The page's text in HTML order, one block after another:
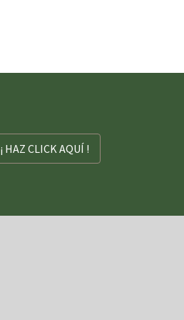
¡ HAZ CLICK AQUÍ !